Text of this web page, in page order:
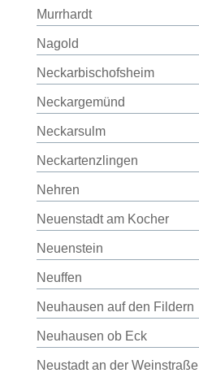
Murrhardt
Nagold
Neckarbischofsheim
Neckargemünd
Neckarsulm
Neckartenzlingen
Nehren
Neuenstadt am Kocher
Neuenstein
Neuffen
Neuhausen auf den Fildern
Neuhausen ob Eck
Neustadt an der Weinstraße